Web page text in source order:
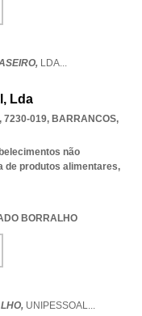
LDA...
Lda
7230-019, BARRANCOS,
não
de produtos alimentares,
BORRALHO
UNIPESSOAL...